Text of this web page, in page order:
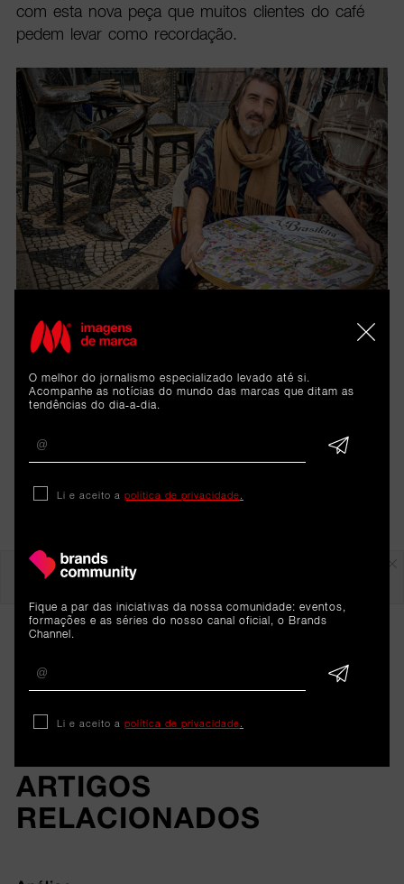
com esta nova peça que muitos clientes do café
pedem levar como recordação.
ARTIGOS
RELACIONADOS
O melhor do jornalismo especializado levado até si.
Acompanhe as notícias do mundo das marcas que ditam as
tendências do dia-a-dia.
Li e aceito a política de privacidade
Fique a par das iniciativas da nossa comunidade: eventos,
formações e as séries do nosso canal oficial, o Brands
Channel.
Li e aceito a política de privacidade